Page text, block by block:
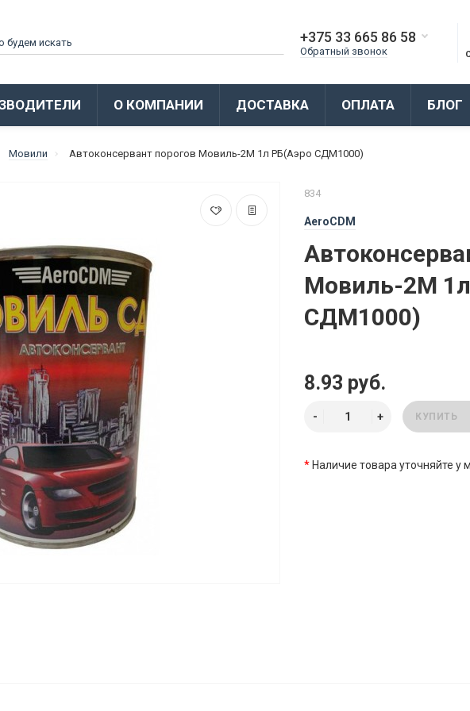
+375 33 665 86 58
Обратный звонок
О КОМПАНИИ ДОСТАВКА ОПЛАТА БЛОГ
Мовили Автоконсервант порогов Мовиль-2М 1л РБ(Аэро СДМ1000)
834
AeroCDM
Мовиль-2М
СДМ1000)
8.93 руб.
КУПИТЬ
* Наличие товара уточняйте у